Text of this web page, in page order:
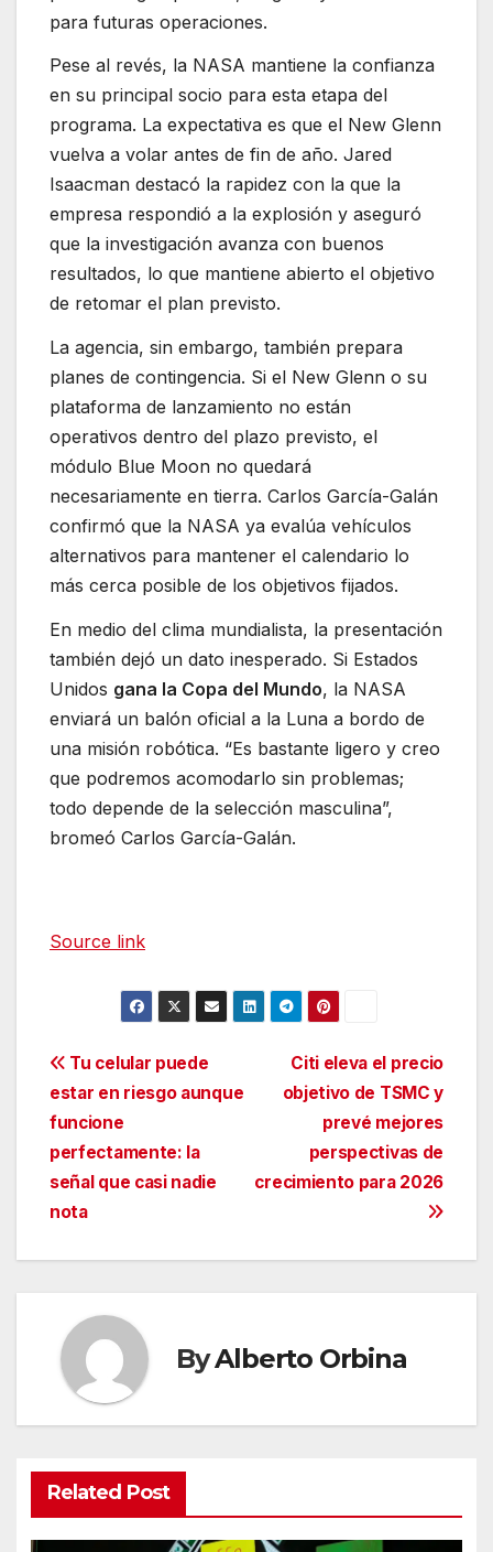
para futuras operaciones.
Pese al revés, la NASA mantiene la confianza
en su principal socio para esta etapa del
programa. La expectativa es que el New Glenn
vuelva a volar antes de fin de año. Jared
Isaacman destacó la rapidez con la que la
empresa respondió a la explosión y aseguró
que la investigación avanza con buenos
resultados, lo que mantiene abierto el objetivo
de retomar el plan previsto.
La agencia, sin embargo, también prepara
planes de contingencia. Si el New Glenn o su
plataforma de lanzamiento no están
operativos dentro del plazo previsto, el
módulo Blue Moon no quedará
necesariamente en tierra. Carlos García-Galán
confirmó que la NASA ya evalúa vehículos
alternativos para mantener el calendario lo
más cerca posible de los objetivos fijados.
En medio del clima mundialista, la presentación
también dejó un dato inesperado. Si Estados
Unidos gana la Copa del Mundo, la NASA
enviará un balón oficial a la Luna a bordo de
una misión robótica. “Es bastante ligero y creo
que podremos acomodarlo sin problemas;
todo depende de la selección masculina”,
bromeó Carlos García-Galán.
Source link
Navegación
de
entradas
Citi eleva el precio
objetivo de TSMC y
prevé mejores
perspectivas de
crecimiento para 2026
Tu celular puede
estar en riesgo aunque
funcione
perfectamente: la
señal que casi nadie
nota
ByAlberto Orbina
Related Post